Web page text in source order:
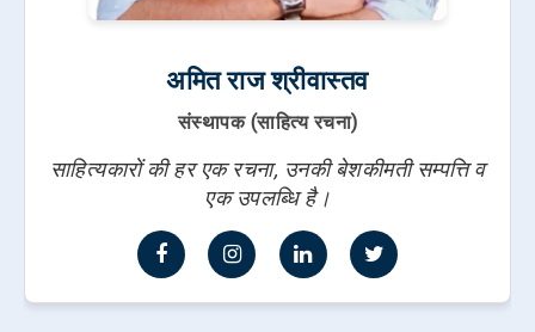
अमित राज श्रीवास्तव
संस्थापक (साहित्य रचना)
साहित्यकारों की हर एक रचना, उनकी बेशकीमती सम्पत्ति व
एक उपलब्धि है।